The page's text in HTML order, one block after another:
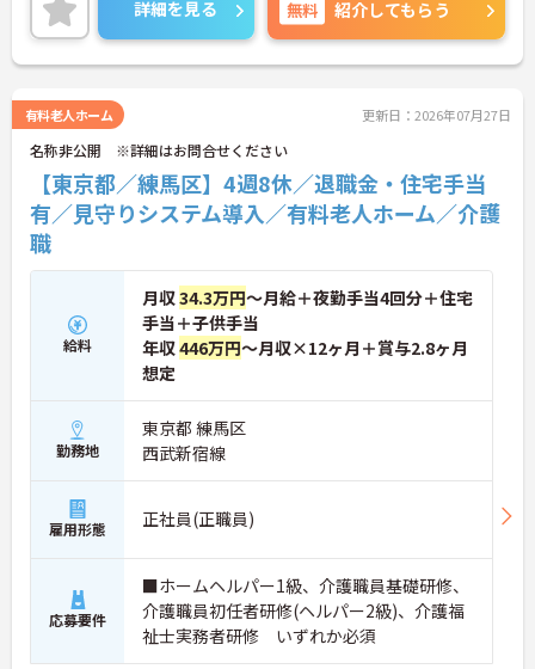
生活を支える福利厚生が大変充実しています。『ハ
タラクエール2023』の認証も取得しており、資格取
得支援や職種別研修制度を通じて着実なキャリアア
分に活かし、ご自身の生活も大切にしながら長期的
に活躍できるおすすめの環境です。
★おすすめPOINT★
【安定した経営基盤とキャリア支援】
・全国140以上の施設を展開し連続増収を続ける安
・昇格実績もあり頑張りがしっかり評価される風通
しの良い環境です
【最新設備による負担軽減と働きやすさ】
・最新の見守りシステム導入により夜勤時の巡視の
手間を大きく軽減しています
丁寧な指導を実施しています
【生活を支える充実の福利厚生】
する手当を完備しています
・1食300円で施設と同じ食事が食べられる食事補助
制度を利用できます ・徒歩や自転車の通勤手当も用
意しています
詳細を見る 無料 紹介してもらう
有料老人ホーム 更新日：2026年07月27日
名称非公開 ※詳細はお問合せください
【東京都／練馬区】4週8休／退職金・住宅手当
有／見守りシステム導入／有料老人ホーム／介護
職
給料
月収34.3万円～月給＋夜勤手当4回分＋住宅
手当＋子供手当
年収446万円～月収×12ヶ月＋賞与2.8ヶ月
想定
勤務地
東京都 練馬区
西武新宿線
雇用形態 正社員(正職員)
応募要件
■ホームヘルパー1級、介護職員基礎研修、
介護職員初任者研修(ヘルパー2級)、介護福
祉士実務者研修 いずれか必須